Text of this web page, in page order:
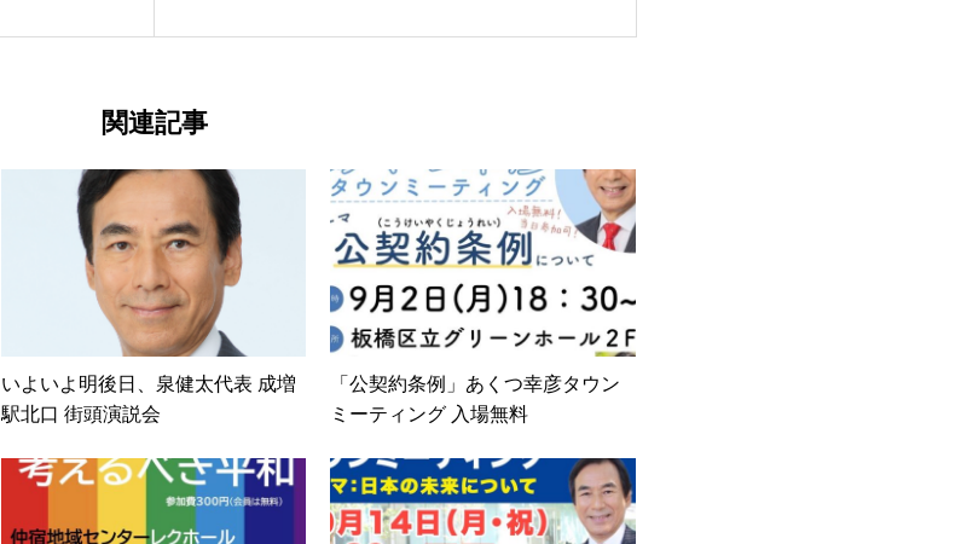
関連記事
いよいよ明後日、泉健太代表 成増
駅北口 街頭演説会
「公契約条例」あくつ幸彦タウン
ミーティング 入場無料